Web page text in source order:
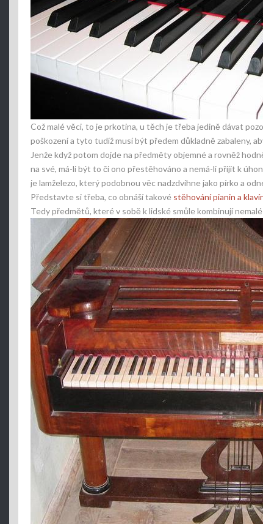
Což malé věci, to je prkotina, u těch je třeba jedině dávat
poškození a tyto tudíž musí být předem důkladně zabaleny,
Jenže když potom dojde na předměty objemné a rovněž
na své, má-li být to či ono přestěhováno a nemá-li přijít k
je lamželezo, který podobnou věc nadzdvihne jako pírko a
Představte si třeba, co obnáší takové stěhování pianin a
Tedy předmětů, které v sobě k lidské smůle kombinují